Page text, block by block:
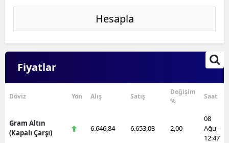
Hesapla
Fiyatlar
Döviz Yön Alış Satış
Değişim
%
Saat
Gram Altın
(Kapalı Çarşı)
6.646,84 6.653,03 2,00
08
Ağu -
12:47